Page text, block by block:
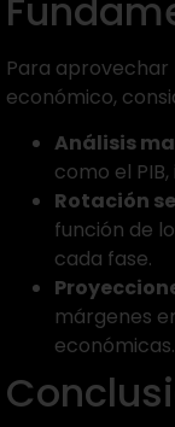
Para
económico,
Análisis
como el
Rotación
función de
cada fase.
márgenes
económicas.